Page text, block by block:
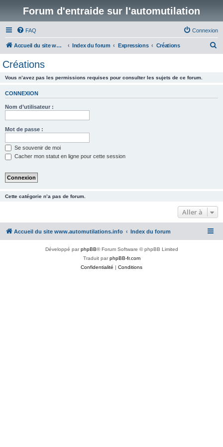
Forum d'entraide sur l'automutilation
FAQ Connexion
Accueil du site www.automutilations.info Index du forum Expressions Créations
Créations
Vous n’avez pas les permissions requises pour consulter les sujets de ce forum.
CONNEXION
Nom d’utilisateur :
Mot de passe :
Se souvenir de moi
Cacher mon statut en ligne pour cette session
Cette catégorie n’a pas de forum.
Aller à
Accueil du site www.automutilations.info Index du forum
Développé parphpBB® Forum Software © phpBB Limited
Traduit parphpBB-fr.com
Confidentialité | Conditions